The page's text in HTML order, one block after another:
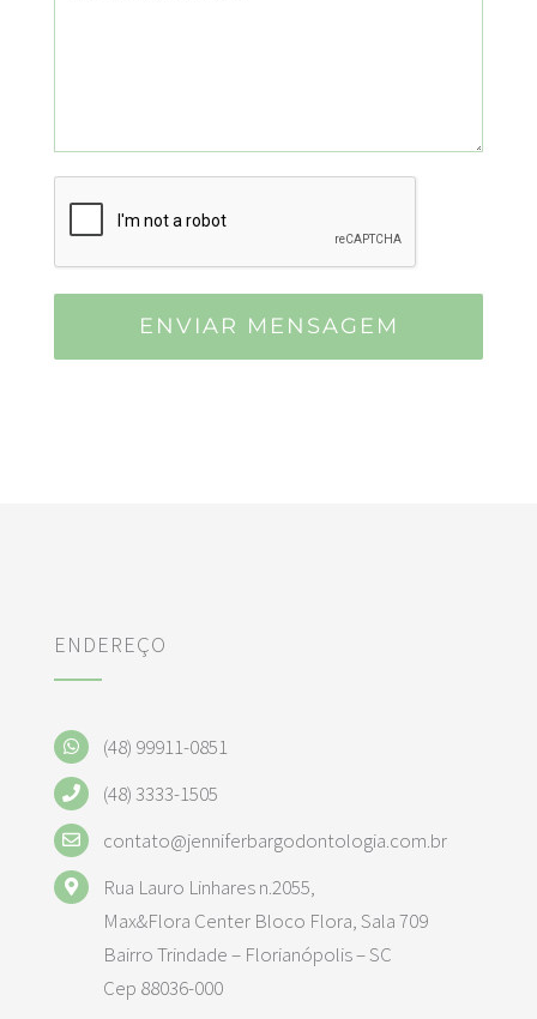
ENDEREÇO
(48) 99911-0851
(48) 3333-1505
contato@jenniferbargodontologia.com.br
Rua Lauro Linhares n.2055,
Max&Flora Center Bloco Flora, Sala 709
Bairro Trindade – Florianópolis – SC
Cep 88036-000